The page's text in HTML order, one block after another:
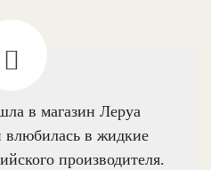
в магазин Леруа
в жидкие
производителя.